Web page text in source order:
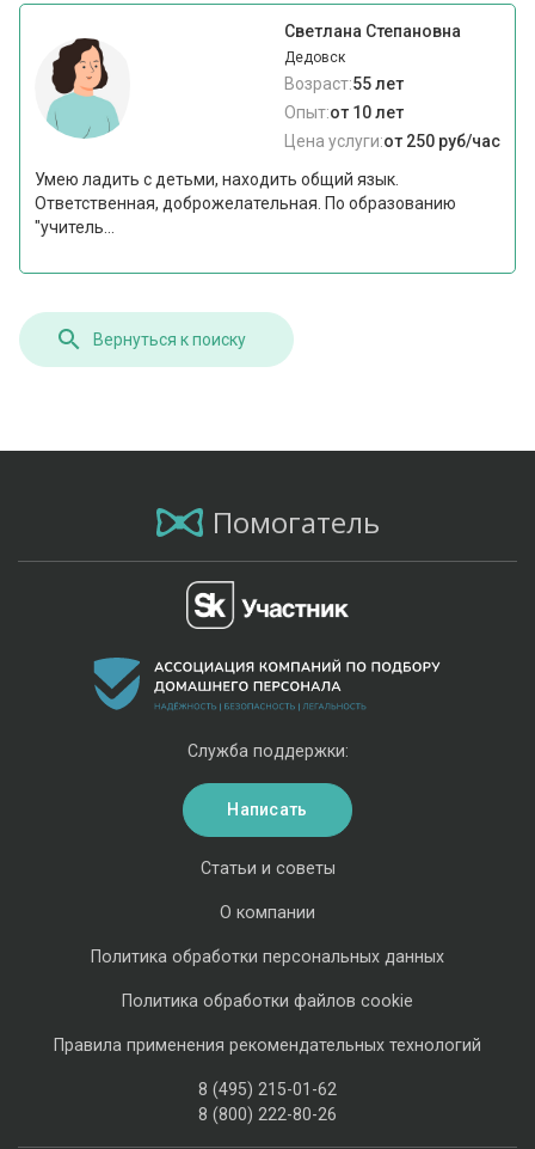
Светлана Степановна
Дедовск
Возраст:55 лет
Опыт:от 10 лет
Цена услуги:от 250 руб/час
Умею ладить с детьми, находить общий язык.
Ответственная, доброжелательная. По образованию
"учитель...
Вернуться к поиску
Помогатель
Статьи и советы
О компании
Политика обработки персональных данных
Политика обработки файлов cookie
Правила применения рекомендательных технологий
8 (495) 215-01-62
8 (800) 222-80-26
Служба поддержки:
Написать